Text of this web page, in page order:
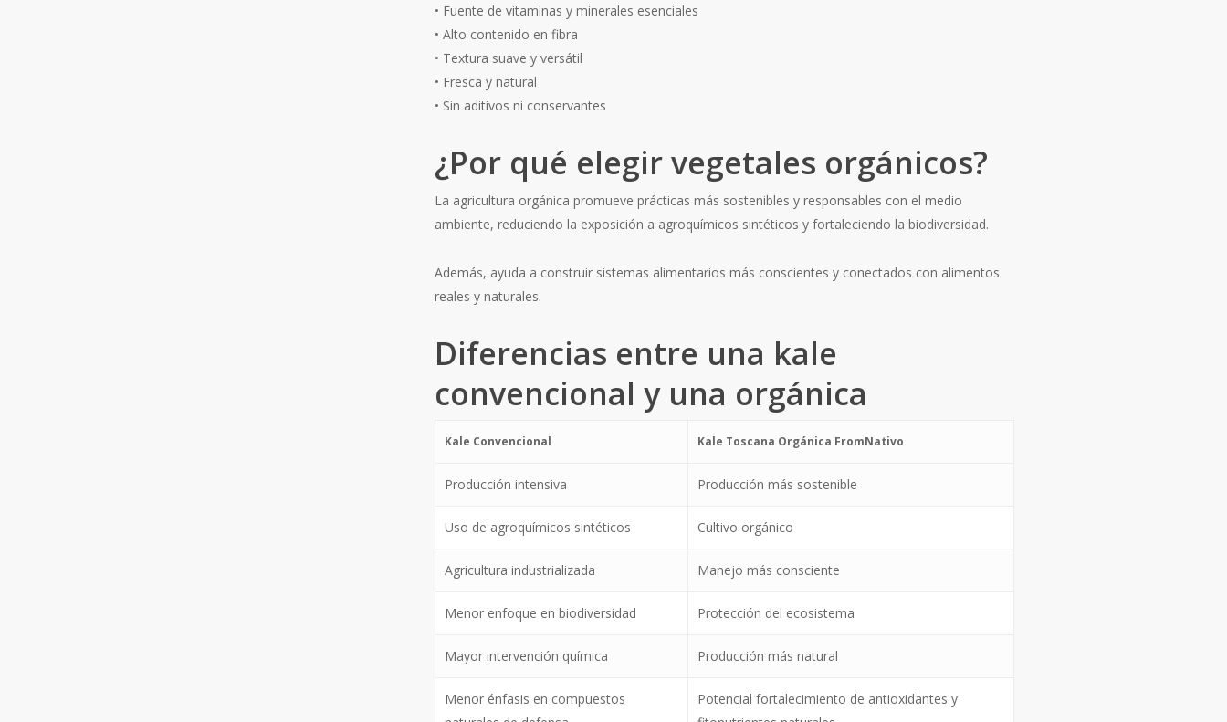
• Fuente de vitaminas y minerales esenciales
• Alto contenido en fibra
• Textura suave y versátil
• Fresca y natural
• Sin aditivos ni conservantes
¿Por qué elegir vegetales orgánicos?
La agricultura orgánica promueve prácticas más sostenibles y responsables con el medio
ambiente, reduciendo la exposición a agroquímicos sintéticos y fortaleciendo la biodiversidad.
Además, ayuda a construir sistemas alimentarios más conscientes y conectados con alimentos
reales y naturales.
Diferencias entre una kale
convencional y una orgánica
Kale Convencional Kale Toscana Orgánica FromNativo
Producción intensiva Producción más sostenible
Uso de agroquímicos sintéticos Cultivo orgánico
Agricultura industrializada Manejo más consciente
Menor enfoque en biodiversidad Protección del ecosistema
Mayor intervención química Producción más natural
Menor énfasis en compuestos
Potencial fortalecimiento de antioxidantes y